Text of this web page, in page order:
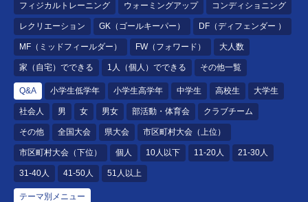
フィジカルトレーニング ウォーミングアップ コンディショニング
レクリエーション GK（ゴールキーパー） DF（ディフェンダー ）
MF（ミッドフィールダー） FW（フォワード） 大人数
家（自宅）でできる 1人（個人）でできる その他一覧
Q&A 小学生低学年 小学生高学年 中学生 高校生 大学生
社会人 男 女 男女 部活動・体育会 クラブチーム
その他 全国大会 県大会 市区町村大会（上位）
市区町村大会（下位） 個人 10人以下 11-20人 21-30人
31-40人 41-50人 51人以上
テーマ別メニュー